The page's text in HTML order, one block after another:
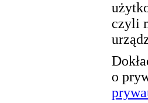
czyli
o